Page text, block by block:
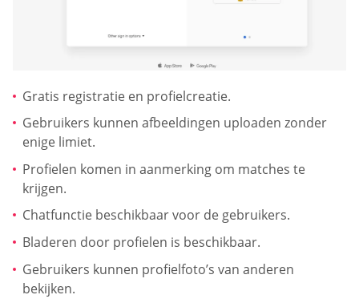
Gratis registratie en profielcreatie.
Gebruikers kunnen afbeeldingen uploaden zonder
enige limiet.
Profielen komen in aanmerking om matches te
krijgen.
Chatfunctie beschikbaar voor de gebruikers.
Bladeren door profielen is beschikbaar.
Gebruikers kunnen profielfoto’s van anderen
bekijken.